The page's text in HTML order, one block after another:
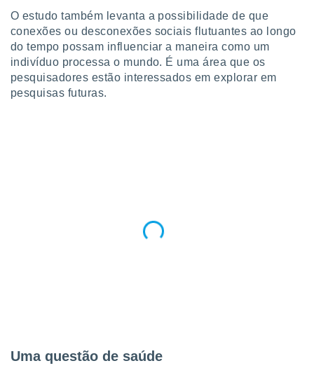
1199
O estudo também levanta a possibilidade de que
conexões ou desconexões sociais flutuantes ao longo
do tempo possam influenciar a maneira como um
indivíduo processa o mundo. É uma área que os
pesquisadores estão interessados em explorar em
pesquisas futuras.
Uma questão de saúde